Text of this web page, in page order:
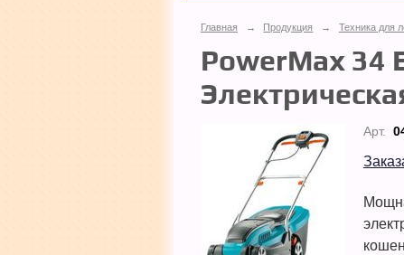
Главная → Продукция → Техника для
PowerMax 34
Арт.